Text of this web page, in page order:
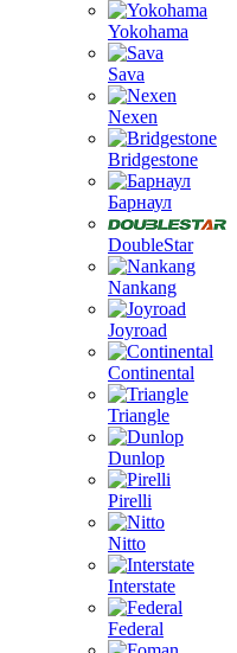
Yokohama
Sava
Nexen
Bridgestone
Барнаул
DoubleStar
Nankang
Joyroad
Continental
Triangle
Dunlop
Pirelli
Nitto
Interstate
Federal